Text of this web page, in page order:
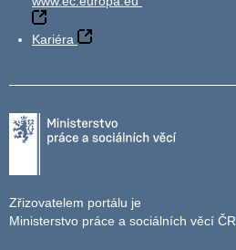
Kariéra
Zřizovatelem portálu je
Ministerstvo práce a sociálních věcí ČR